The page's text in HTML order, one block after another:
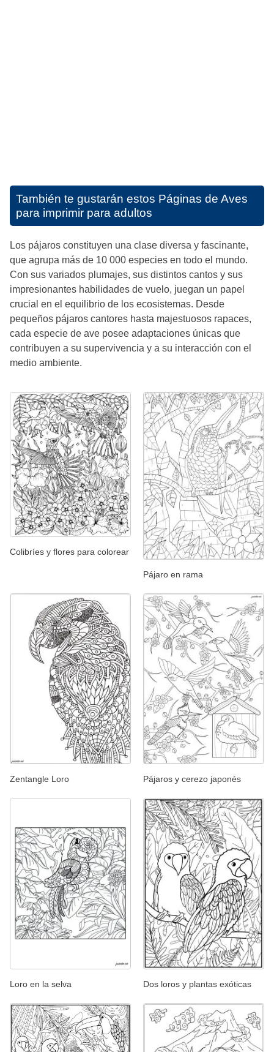
También te gustarán estos Páginas de Aves
para imprimir para adultos
Los pájaros constituyen una clase diversa y fascinante,
que agrupa más de 10 000 especies en todo el mundo.
Con sus variados plumajes, sus distintos cantos y sus
impresionantes habilidades de vuelo, juegan un papel
crucial en el equilibrio de los ecosistemas. Desde
pequeños pájaros cantores hasta majestuosos rapaces,
cada especie de ave posee adaptaciones únicas que
contribuyen a su supervivencia y a su interacción con el
medio ambiente.
Colibríes y flores para colorear
Pájaro en rama
Zentangle Loro Pájaros y cerezo japonés
Loro en la selva Dos loros y plantas exóticas